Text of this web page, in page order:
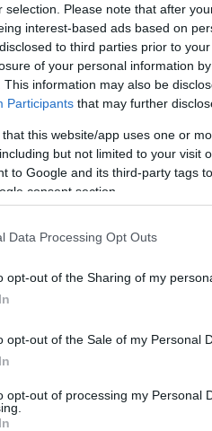
selection. Please note that after
interest-based ads based on
to third parties prior to
of your personal information
This information may also be
Participants that may further
that this website/app uses one or
but not limited to your visit
to Google and its third-party tags
consent section.
Data Processing Opt Outs
opt-out of the Sharing of my
opt-out of the Sale of my Personal
opt-out of processing my Personal
trendy<\/h2>
ma che segue
giacca, ha optato per